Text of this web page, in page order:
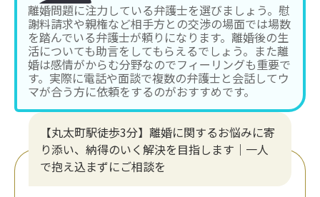
離婚問題に注力している弁護士を選びましょう。慰
謝料請求や親権など相手方との交渉の場面では場数
を踏んでいる弁護士が頼りになります。離婚後の生
活についても助言をしてもらえるでしょう。また離
婚は感情がからむ分野なのでフィーリングも重要で
す。実際に電話や面談で複数の弁護士と会話してウ
マが合う方に依頼をするのがおすすめです。
【丸太町駅徒歩3分】離婚に関するお悩みに寄
り添い、納得のいく解決を目指します｜一人
で抱え込まずにご相談を